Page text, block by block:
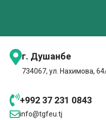
г. Душанбе
734067, ул. Нахимова,
+992 37 231 0843
info@tgfeu.tj